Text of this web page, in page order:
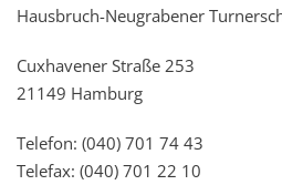
Hausbruch-Neugrabener
Cuxhavener Straße 253
21149 Hamburg
Telefon: (040) 701 74 43
Telefax: (040) 701 22 10